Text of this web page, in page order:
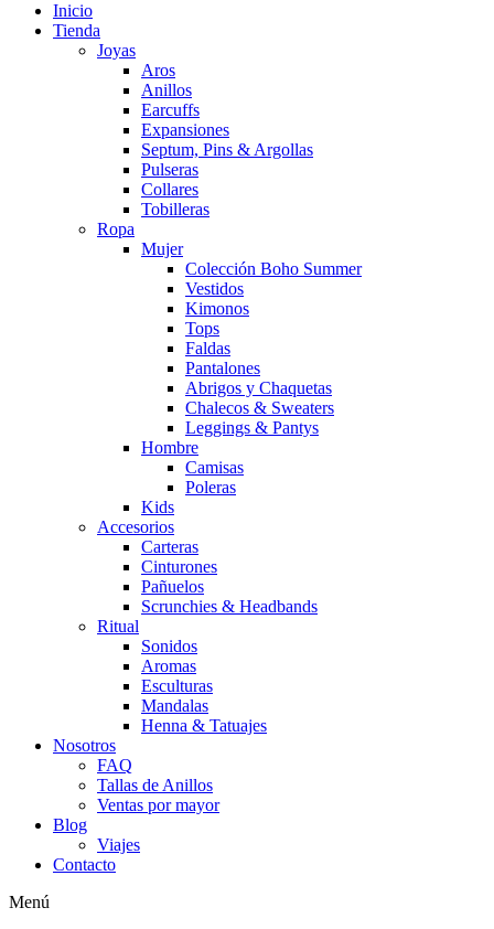
Inicio
Tienda
Joyas
Aros
Anillos
Earcuffs
Expansiones
Septum, Pins & Argollas
Pulseras
Collares
Tobilleras
Ropa
Mujer
Colección Boho Summer
Vestidos
Kimonos
Tops
Faldas
Pantalones
Abrigos y Chaquetas
Chalecos & Sweaters
Leggings & Pantys
Hombre
Camisas
Poleras
Kids
Accesorios
Carteras
Cinturones
Pañuelos
Scrunchies & Headbands
Ritual
Sonidos
Aromas
Esculturas
Mandalas
Henna & Tatuajes
Nosotros
FAQ
Tallas de Anillos
Ventas por mayor
Blog
Viajes
Contacto
Menú